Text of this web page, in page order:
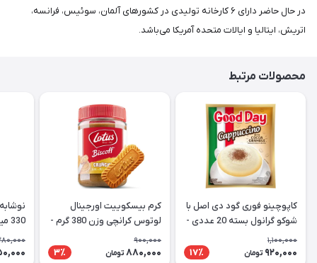
در حال حاضر دارای ۶ کارخانه تولیدی در کشورهای آلمان، سوئیس، فرانسه،
اتریش، ایتالیا و ایالات متحده آمریکا می‌باشد.
محصولات مرتبط
کاپوچینو فوری گود دی اصل با
شوکو گرانول بسته 20 عددی -
Good Day Cappuccino
1,100,000
920,000 تومان 17٪
کرم بیسکوییت اورجینال
لوتوس کرانچی وزن 380 گرم -
Lotus
900,000
880,000 تومان 3٪
330 میل CocaCola Vanilla